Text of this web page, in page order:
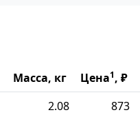
Масса, кг Цена1, ₽
2.08 873